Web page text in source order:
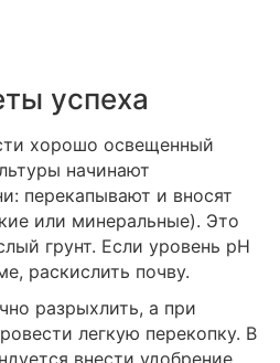
успеха
хорошо освещенный
начинают
перекапывают и вносят
или минеральные). Это
грунт. Если уровень pH
раскислить почву.
разрыхлить, а при
легкую перекопку. В
внести удобрение.